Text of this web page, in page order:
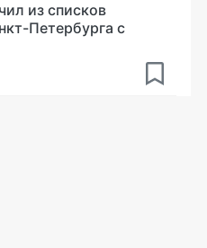
из списков
Петербурга с